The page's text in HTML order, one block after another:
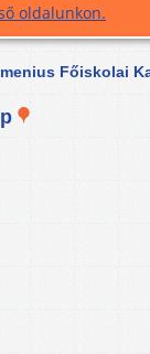
oldalunkon.
Főiskolai